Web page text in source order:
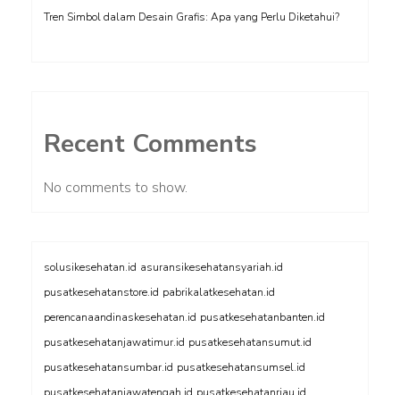
Tren Simbol dalam Desain Grafis: Apa yang Perlu Diketahui?
Recent Comments
No comments to show.
solusikesehatan.id asuransikesehatansyariah.id
pusatkesehatanstore.id pabrikalatkesehatan.id
perencanaandinaskesehatan.id pusatkesehatanbanten.id
pusatkesehatanjawatimur.id pusatkesehatansumut.id
pusatkesehatansumbar.id pusatkesehatansumsel.id